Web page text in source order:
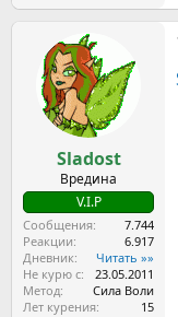
Sladost
Вредина
V.I.P
Сообщения
7.744
Реакции
6.917
Дневник
Читать »»
Не курю с
23.05.2011
Метод
Сила Воли
Лет курения
15